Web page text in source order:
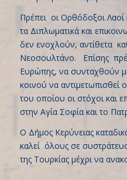
Πρέπει οι Ορθόδοξοι
τα Διπλωματικά και
δεν ενοχλούν, αντίθετα
Νεοσουλτάνο. Επίσης
Ευρώπης, να συνταχθούν
κοινού να
του οποίου οι στόχοι και
στην Αγία Σοφία και το
Ο Δήμος Κερύνειας
καλεί όλους σε
της Τουρκίας μέχρι να